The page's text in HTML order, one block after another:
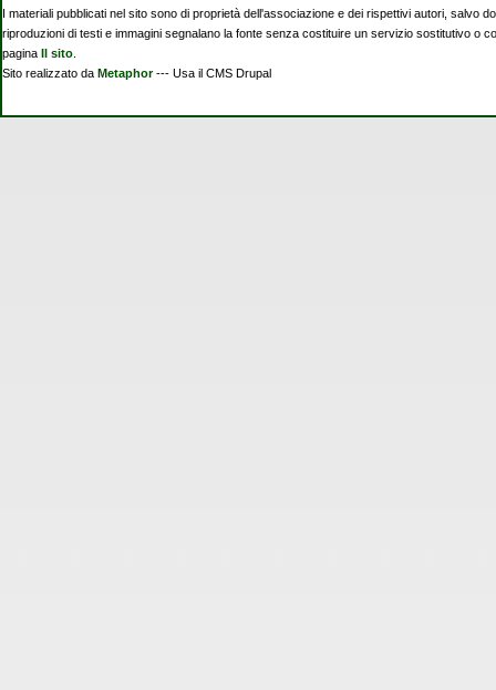
I materiali pubblicati nel sito sono di proprietà dell'associazione e dei rispettivi autori,
riproduzioni di testi e immagini segnalano la fonte senza costituire un servizio sostitutivo o
pagina
Il sito.
Sito realizzato da Metaphor--- Usa il CMS Drupal